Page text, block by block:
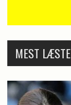
MEST LÆSTE